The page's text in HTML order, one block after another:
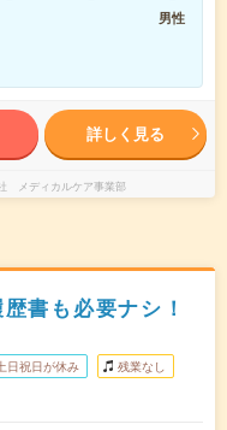
男性
詳しく見る
メディカルケア事業部
書も必要ナシ！
日祝日が休み 残業なし